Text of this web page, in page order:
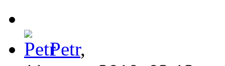
Petr,